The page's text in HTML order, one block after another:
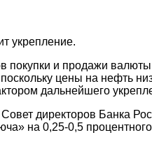
укрепление.
покупки и продажи
цены на нефть
дальнейшего
директоров Банка
на 0,25-0,5